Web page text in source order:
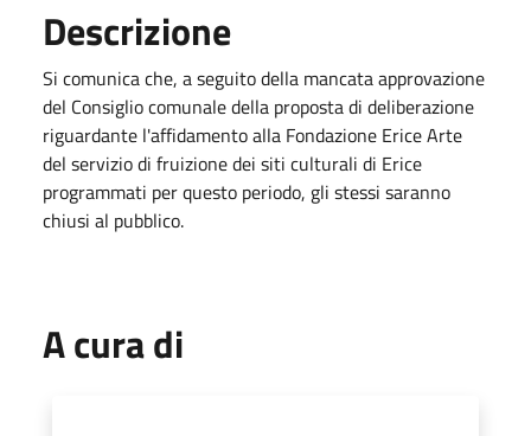
Descrizione
Si comunica che, a seguito della mancata approvazione
del Consiglio comunale della proposta di deliberazione
riguardante l'affidamento alla Fondazione Erice Arte
del servizio di fruizione dei siti culturali di Erice
programmati per questo periodo, gli stessi saranno
chiusi al pubblico.
A cura di